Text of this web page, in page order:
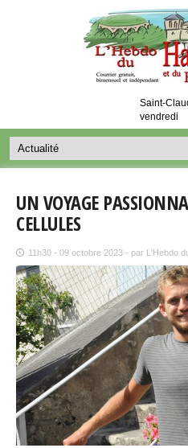
Saint-
vendredi
UN VOYAGE
CELLULES
11h30 - 09 octobre 2023 - par L'Hebdo